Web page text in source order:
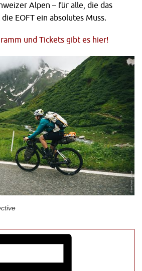
Alpen – für alle, die das
EOFT ein absolutes Muss.
und Tickets gibt es hier!